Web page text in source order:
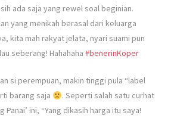
ada saja yang rewel soal beginian.
yang menikah berasal dari keluarga
kita mah rakyat jelata, nyari suami pun
seberang! Hahahaha #benerinKoper
si perempuan, makin tinggi pula “label
barang saja
. Seperti salah satu curhat
Panai’ ini, “Yang dikasih harga itu saya!